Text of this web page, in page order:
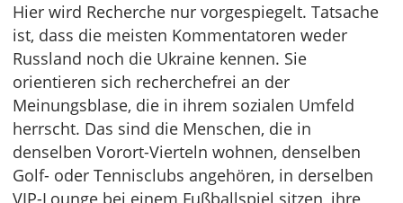
Hier wird Recherche nur vorgespiegelt. Tatsache
ist, dass die meisten Kommentatoren weder
Russland noch die Ukraine kennen. Sie
orientieren sich recherchefrei an der
Meinungsblase, die in ihrem sozialen Umfeld
herrscht. Das sind die Menschen, die in
denselben Vorort-Vierteln wohnen, denselben
Golf- oder Tennisclubs angehören, in derselben
VIP-Lounge bei einem Fußballspiel sitzen, ihre